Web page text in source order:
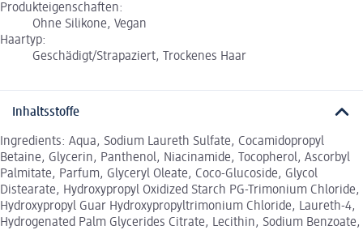
Produkteigenschaften:
Ohne Silikone, Vegan
Haartyp:
Geschädigt/Strapaziert, Trockenes Haar
Inhaltsstoffe
Ingredients: Aqua, Sodium Laureth Sulfate, Cocamidopropyl
Betaine, Glycerin, Panthenol, Niacinamide, Tocopherol, Ascorbyl
Palmitate, Parfum, Glyceryl Oleate, Coco-Glucoside, Glycol
Distearate, Hydroxypropyl Oxidized Starch PG-Trimonium Chloride,
Hydroxypropyl Guar Hydroxypropyltrimonium Chloride, Laureth-4,
Hydrogenated Palm Glycerides Citrate, Lecithin, Sodium Benzoate,